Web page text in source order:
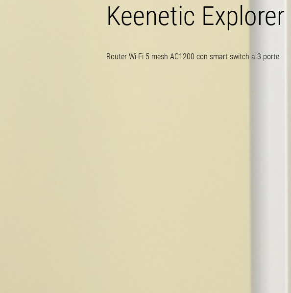
Keenetic Explorer
Router Wi-Fi 5 mesh AC1200 con smart switch a 3 porte